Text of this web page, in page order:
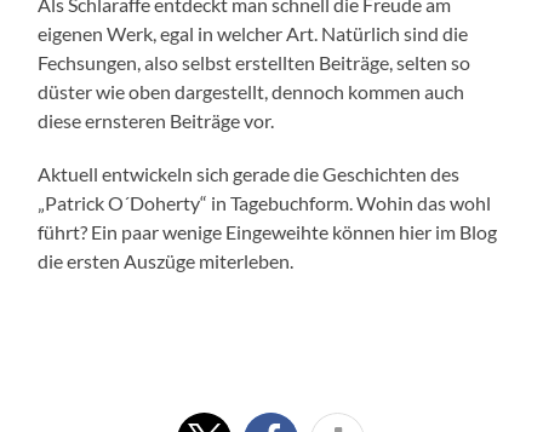
eigenen Werk, egal in welcher Art. Natürlich sind die
Fechsungen, also selbst erstellten Beiträge, selten so
düster wie oben dargestellt, dennoch kommen auch
diese ernsteren Beiträge vor.
Aktuell entwickeln sich gerade die Geschichten des
„Patrick O´Doherty“ in Tagebuchform. Wohin das wohl
führt? Ein paar wenige Eingeweihte können hier im Blog
die ersten Auszüge miterleben.